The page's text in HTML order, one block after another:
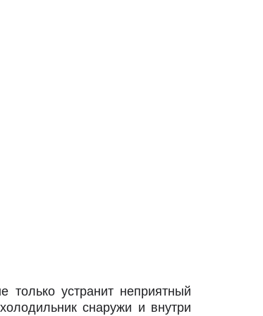
только устранит неприятный
снаружи и внутри